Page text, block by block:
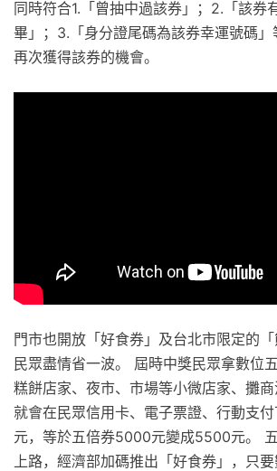
同時符合1.「曾抽中過該券」；2.「該券
畢」；3.「身分證尾碼為該券幸運號碼
再次獲得該券的機會。
門市也開放「好食券」及台北市限定的
民眾盡情省一波。 屆時中獎民眾拿數位
糕餅店家、夜市、市場等小微店家、攤
就會在民眾信用卡、電子票證、行動支
元，等於五倍券5000元變成5500元。
上路，經濟部加碼推出「好食券」，只